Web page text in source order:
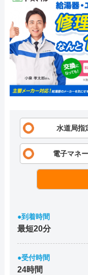
株式会社住機トー
ービス
株式会社ラヴェリテ
株式会社松山土木
山下水道工業株式
アクアワークスコ
ーション
株式会社ネクストラ
森重工業所
宝塚水道工事業協
株式会社エネルギー
株式会社司興業
水道局指
電子マネ
●到着時間
最短20分
●受付時間
24時間